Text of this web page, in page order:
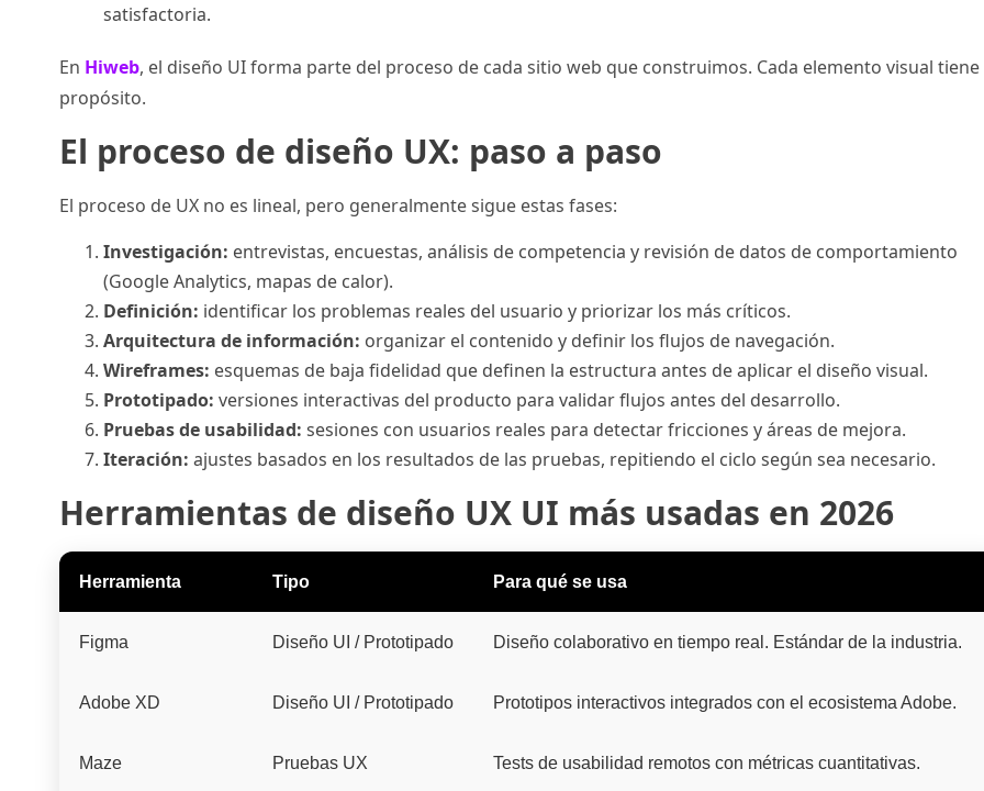
satisfactoria.
En Hiweb, el diseño UI forma parte del proceso de cada sitio web que construimos. Cada elemento visual
propósito.
El proceso de diseño UX: paso a paso
El proceso de UX no es lineal, pero generalmente sigue estas fases:
Investigación: entrevistas, encuestas, análisis de competencia y revisión de datos de comportamiento
(Google Analytics, mapas de calor).
Definición: identificar los problemas reales del usuario y priorizar los más críticos.
Arquitectura de información: organizar el contenido y definir los flujos de navegación.
Wireframes: esquemas de baja fidelidad que definen la estructura antes de aplicar el diseño visual.
Prototipado: versiones interactivas del producto para validar flujos antes del desarrollo.
Pruebas de usabilidad: sesiones con usuarios reales para detectar fricciones y áreas de mejora.
Iteración: ajustes basados en los resultados de las pruebas, repitiendo el ciclo según sea necesario.
Herramientas de diseño UX UI más usadas en 2026
Herramienta Tipo Para qué se usa
Figma Diseño UI / Prototipado Diseño colaborativo en tiempo real. Estándar de la industria.
Adobe XD Diseño UI / Prototipado Prototipos interactivos integrados con el ecosistema Adobe.
Maze Pruebas UX Tests de usabilidad remotos con métricas cuantitativas.